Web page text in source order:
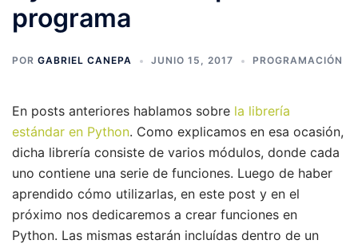
programa
POR GABRIEL CANEPA JUNIO 15, 2017 PROGRAMACIÓN
En posts anteriores hablamos sobre la librería
estándar en Python. Como explicamos en esa ocasión,
dicha librería consiste de varios módulos, donde cada
uno contiene una serie de funciones. Luego de haber
aprendido cómo utilizarlas, en este post y en el
próximo nos dedicaremos a crear funciones en
Python. Las mismas estarán incluídas dentro de un